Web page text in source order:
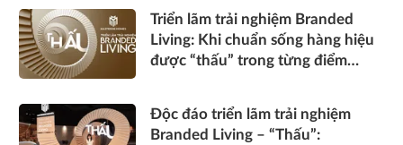
Triển lãm trải nghiệm Branded
Living: Khi chuẩn sống hàng hiệu
được “thấu” trong từng điểm
Độc đáo triển lãm trải nghiệm
Branded Living – “Thấu”: